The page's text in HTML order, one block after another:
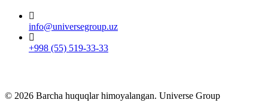
info@universegroup.uz
+998 (55) 519-33-33
© 2026 Barcha huquqlar himoyalangan. Universe Group